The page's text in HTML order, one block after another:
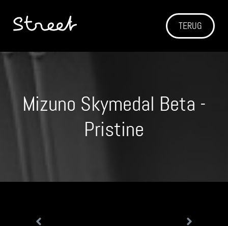
TERUG
Mizuno Skymedal Beta -
Pristine